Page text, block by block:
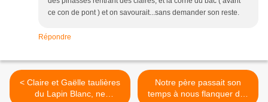
ce con de pont ) et on savourait...sans demander son reste.
Répondre
< Claire et Gaëlle taulières
du Lapin Blanc, ne
Notre père passait son
temps à nous flanquer des